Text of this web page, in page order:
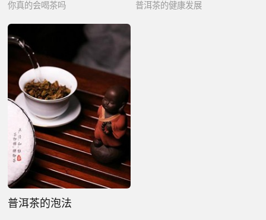
你真的会喝茶吗 普洱茶的健康发展
普洱茶的泡法